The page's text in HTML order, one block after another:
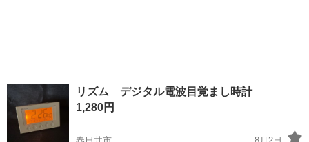
リズム デジタル電波目覚まし時計
1,280円